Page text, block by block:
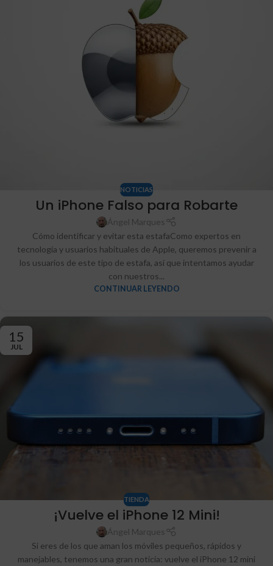
NOTICIAS
Un iPhone Falso para Robarte
Ángel Marques
Cómo identificar y evitar esta estafaComo expertos en
tecnología y usuarios habituales de Apple, queremos prevenir a
los usuarios de este tipo de estafa, así que intentamos ayudar
con nuestros...
CONTINUAR LEYENDO
15
JUL
TIENDA
¡Vuelve el iPhone 12 Mini!
Ángel Marques
Si eres de los que aman los móviles pequeños, rápidos y
manejables, tenemos una gran noticia: vuelve el iPhone 12 mini